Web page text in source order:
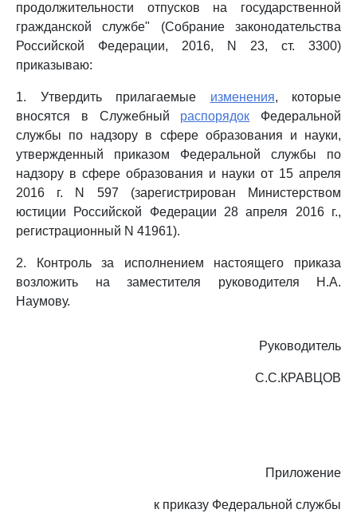
продолжительности отпусков на государственной
гражданской службе" (Собрание законодательства
Российской Федерации, 2016, N 23, ст. 3300)
приказываю:
1. Утвердить прилагаемые изменения, которые
вносятся в Служебный распорядок Федеральной
службы по надзору в сфере образования и науки,
утвержденный приказом Федеральной службы по
надзору в сфере образования и науки от 15 апреля
2016 г. N 597 (зарегистрирован Министерством
юстиции Российской Федерации 28 апреля 2016 г.,
регистрационный N 41961).
2. Контроль за исполнением настоящего приказа
возложить на заместителя руководителя Н.А.
Наумову.
Руководитель
С.С.КРАВЦОВ
Приложение
к приказу Федеральной службы